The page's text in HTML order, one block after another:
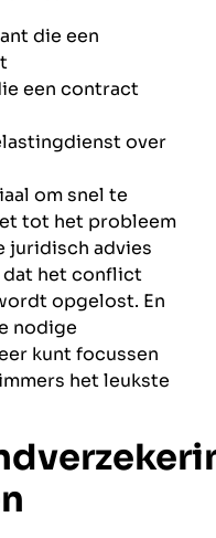
die een
een contract
over
om snel te
tot het probleem
juridisch advies
dat het conflict
opgelost. En
nodige
kunt focussen
het leukste